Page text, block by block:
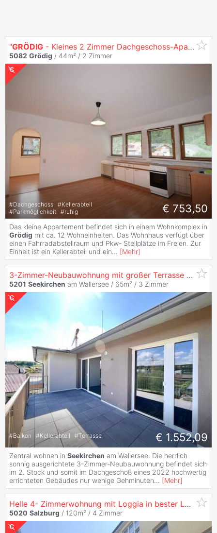
"GRÖDIG - Kleines 2 Zimmer Dachgeschoss-Apartment in Ruhelage"
5082 Grödig / 44m² / 2 Zimmer
#Dachgeschoss #Kellerabteil
#Parkmöglichkeit #ruhig € 753,50
Das kleine Appartement befindet sich in einem Wohnkomplex in
Grödig mit ca. 12 Wohneinheiten. Das Wohnhaus verfügt über
einen Fahrradabstellraum und Pkw- Stellplätze im Freien. Zur
Einheit ist ein Kellerabteil und ein... [Mehr]
3-Zimmer-Neubauwohnung mit großer Terrasse im Herzen von
5201 Seekirchen am Wallersee / 65m² / 3 Zimmer
#Balkon #Kellerabteil #Terrasse € 1.552,09
Zentral wohnen in Seekirchen am Wallersee: Die herrlich
sonnig ausgerichtete 3-Zimmer-Neubauwohnung befindet sich
im 2. Stock und somit im Dachgeschoß eines 2022 hochwertig
errichteten Gebäudes nur wenige Gehminuten... [Mehr]
Helle 4- Zimmerwohnung mit Loggia in bester Lage - Riedenburg
5020 Salzburg / 120m² / 4 Zimmer